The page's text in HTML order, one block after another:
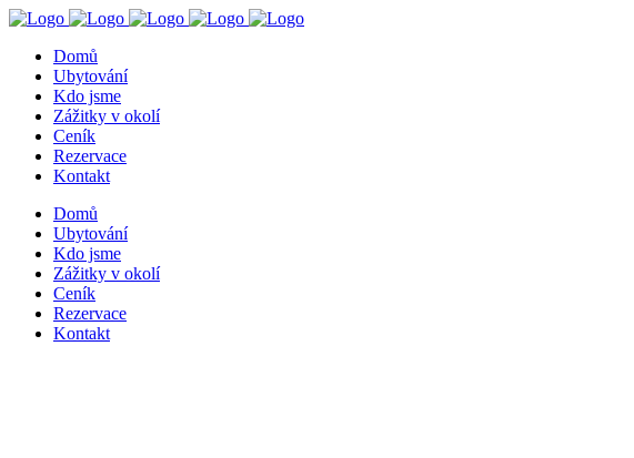
Domů
Ubytování
Kdo jsme
Zážitky v okolí
Ceník
Rezervace
Kontakt
Domů
Ubytování
Kdo jsme
Zážitky v okolí
Ceník
Rezervace
Kontakt